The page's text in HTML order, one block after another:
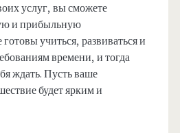
услуг, вы сможете
и прибыльную
готовы учиться, развиваться и
времени, и тогда
ждать. Пусть ваше
будет ярким и